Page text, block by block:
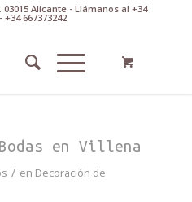
03015 Alicante - Llámanos al +34
+34 667373242
en Villena
/ en Decoración de